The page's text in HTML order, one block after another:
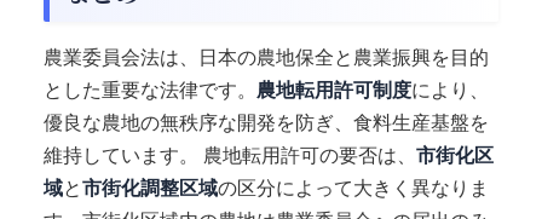
農業委員会法は、日本の農地保全と農業振興を目的
とした重要な法律です。 農地転用許可制度により、
優良な農地の無秩序な開発を防ぎ、食料生産基盤を
維持しています。 農地転用許可の要否は、 市街化区
域と市街化調整区域の区分によって大きく異なりま